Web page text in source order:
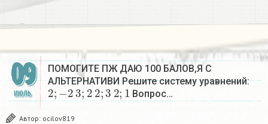
09
ИЮЛЬ
ПОМОГИТЕ ПЖ ДАЮ 100 БАЛОВ,Я С
АЛЬТЕРНАТИВИ Решите систему уравнений:
2;−2 3; 22;3 2 ;1
Вопрос…
Автор: ocilov819